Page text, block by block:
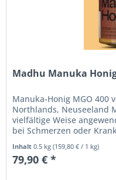
Madhu Manuka
Manuka-Honig MGO 400
Northlands, Neuseeland
vielfältige Weise
bei Schmerzen oder
Inhalt0.5 kg(159,80 € / 1 kg)
79,90 € *